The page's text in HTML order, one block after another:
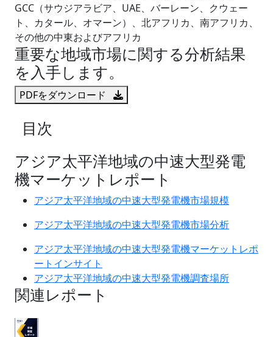
GCC（サウジアラビア、UAE、バーレーン、クウェー
ト、カタール、オマーン）、北アフリカ、南アフリカ、
その他の中東およびアフリカ
重要な地域市場に関する分析結果
を入手します。
PDFをダウンロード
目次
アジア太平洋地域の中速大型発電
機マーケットレポート
アジア太平洋地域の中速大型発電機市場規模
アジア太平洋地域の中速大型発電機市場分析
アジア太平洋地域の中速大型発電機マーケットレポ
ートインサイト
アジア太平洋地域の中速大型発電機調査場所
関連レポート